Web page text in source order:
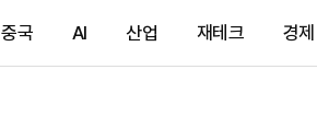
중국 AI 산업 재테크 경제